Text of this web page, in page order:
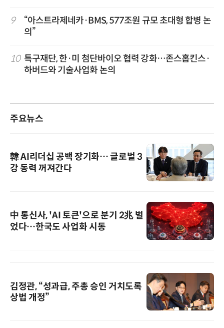
9
“아스트라제네카·BMS, 577조원 규모 초대형 합병 논
의”
10 특구재단, 한·미 첨단바이오 협력 강화…존스홉킨스·
하버드와 기술사업화 논의
주요뉴스
韓 AI리더십 공백 장기화… 글로벌 3
강 동력 꺼져간다
中 통신사, 'AI 토큰'으로 분기 2兆 벌
었다…한국도 사업화 시동
김정관, “성과급, 주총 승인 거치도록
상법 개정”